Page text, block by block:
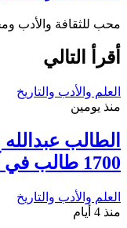
محب للثقافة والأدب
أقرأ التالي
العلم والأدب والتاريخ
منذ يومين
الطالب
1700 طالب في آيسف الدولي لعام 2022م.
العلم والأدب والتاريخ
منذ 4 أيام